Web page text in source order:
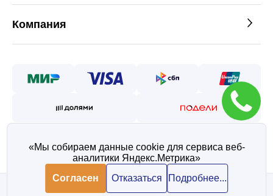
Запросить цену товара
В корзину
Компания
©2026 — Таврос интернет
магазин металлопроката
Политика конфиденциальности
Согласие на обработку персональных данных
«Мы собираем данные cookie для сервиса веб-
аналитики Яндекс.Метрика»
Согласен
Отказаться Подробнее...